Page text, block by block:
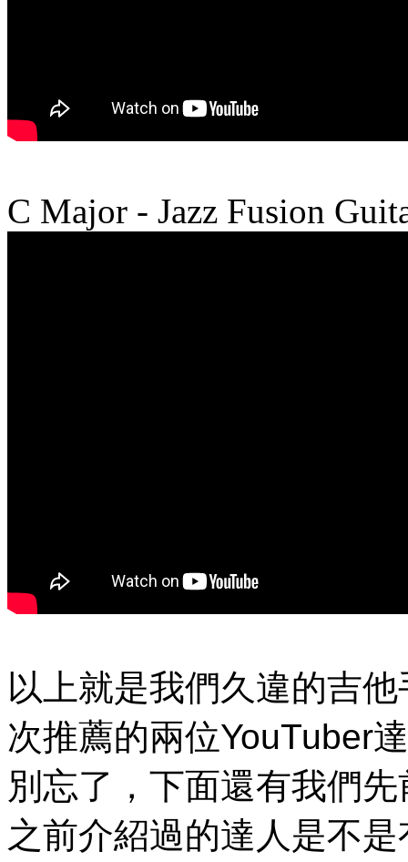
C Major - Jazz Fusion
以上就是我們久違的吉
次推薦的兩位YouTuber
別忘了，下面還有我們
之前介紹過的達人是不